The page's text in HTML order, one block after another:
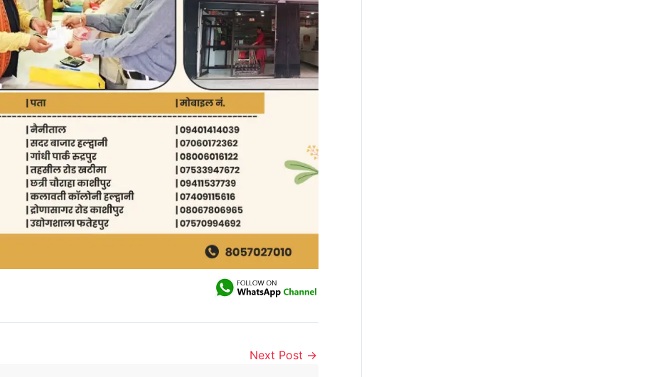
Next Post →